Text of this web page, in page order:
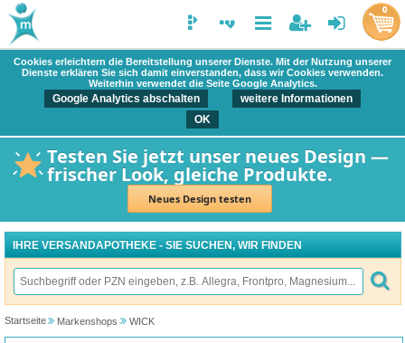
Cookies erleichtern die Bereitstellung unserer Dienste. Mit der Nutzung unserer
Dienste erklären Sie sich damit einverstanden, dass wir Cookies verwenden.
Weiterhin verwendet die Seite Google Analytics.
Google Analytics abschalten
weitere Informationen
OK
Testen Sie jetzt unser neues Design —
frischer Look, gleiche Produkte.
Neues Design testen
0
IHRE VERSANDAPOTHEKE - SIE SUCHEN, WIR FINDEN
Startseite Markenshops WICK